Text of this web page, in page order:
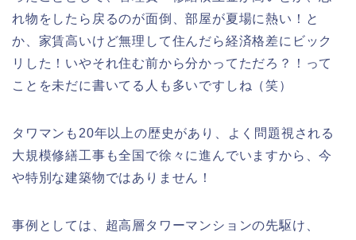
れ物をしたら戻るのが面倒、部屋が夏場に熱い！と
か、家賃高いけど無理して住んだら経済格差にビック
リした！いやそれ住む前から分かってただろ？！って
ことを未だに書いてる人も多いですしね（笑）
タワマンも20年以上の歴史があり、よく問題視される
大規模修繕工事も全国で徐々に進んでいますから、今
や特別な建築物ではありません！
事例としては、超高層タワーマンションの先駆け、